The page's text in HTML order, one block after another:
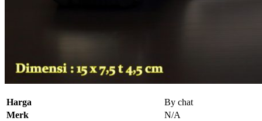
Harga
By chat
Merk
N/A